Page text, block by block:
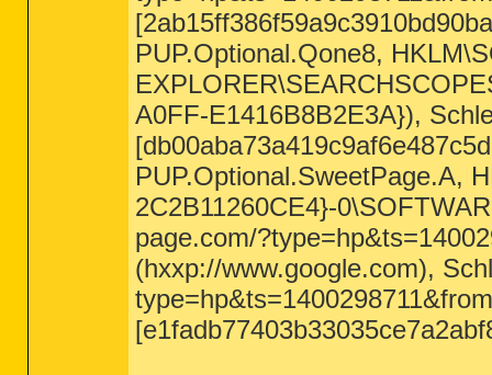
PUP.Optional.Qone8,
A0FF-E1416B8B2E3A}),
PUP.Optional.SweetPage.A,
2C2B11260CE4}-
page.com/
(hxxp://www.google.com),